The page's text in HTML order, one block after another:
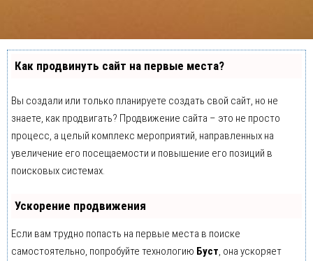
Как продвинуть сайт на первые места?
Вы создали или только планируете создать свой сайт, но не
знаете, как продвигать? Продвижение сайта – это не просто
процесс, а целый комплекс мероприятий, направленных на
увеличение его посещаемости и повышение его позиций в
поисковых системах.
Ускорение продвижения
Если вам трудно попасть на первые места в поиске
самостоятельно, попробуйте технологию Буст, она ускоряет